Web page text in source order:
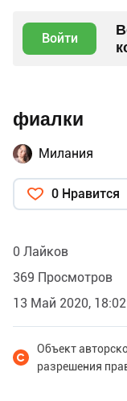
Войти
фиалки
Милания
0 Нравится
0 Лайков
369 Просмотров
13 Май 2020, 18:02
Объект
разрешения